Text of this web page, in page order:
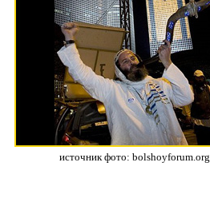
источник фото: bolshoyforum.org